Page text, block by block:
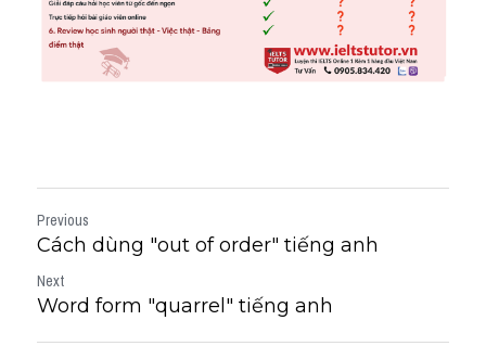
Previous
Cách dùng "out of order" tiếng anh
Next
Word form "quarrel" tiếng anh